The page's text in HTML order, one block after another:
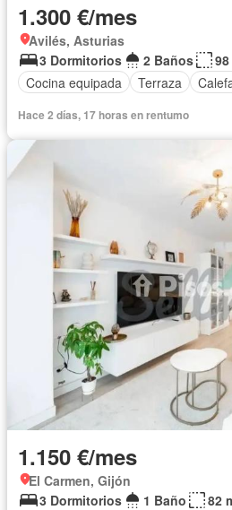
1.300 €/mes
Avilés, Asturias
3 Dormitorios
2 Baños
98
Cocina equipada
Terraza
Hace 2 días, 17 horas en rentumo
1.150 €/mes
El Carmen, Gijón
3 Dormitorios
1 Baño
82